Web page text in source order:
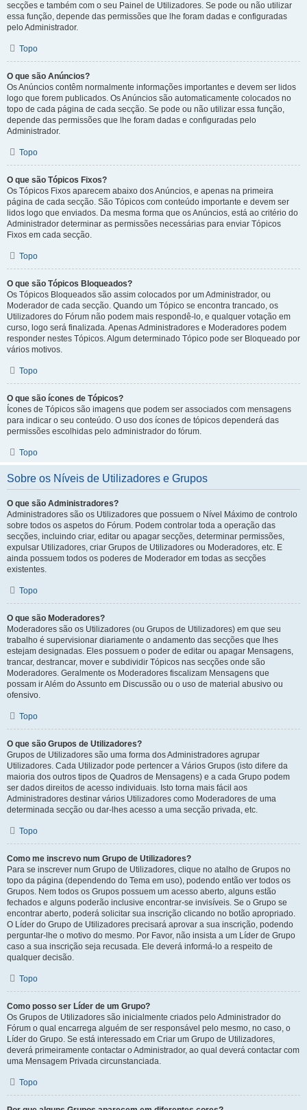
secções e também com o seu Painel de Utilizadores. Se pode ou não utilizar
essa função, depende das permissões que lhe foram dadas e configuradas
pelo Administrador.
Topo
O que são Anúncios?
Os Anúncios contêm normalmente informações importantes e devem ser lidos
logo que forem publicados. Os Anúncios são automaticamente colocados no
topo de cada página de cada secção. Se pode ou não utilizar essa função,
depende das permissões que lhe foram dadas e configuradas pelo
Administrador.
Topo
O que são Tópicos Fixos?
Os Tópicos Fixos aparecem abaixo dos Anúncios, e apenas na primeira
página de cada secção. São Tópicos com conteúdo importante e devem ser
lidos logo que enviados. Da mesma forma que os Anúncios, está ao critério do
Administrador determinar as permissões necessárias para enviar Tópicos
Fixos em cada secção.
Topo
O que são Tópicos Bloqueados?
Os Tópicos Bloqueados são assim colocados por um Administrador, ou
Moderador de cada secção. Quando um Tópico se encontra trancado, os
Utilizadores do Fórum não podem mais respondê-lo, e qualquer votação em
curso, logo será finalizada. Apenas Administradores e Moderadores podem
responder nestes Tópicos. Algum determinado Tópico pode ser Bloqueado por
vários motivos.
Topo
O que são ícones de Tópicos?
Ícones de Tópicos são imagens que podem ser associados com mensagens
para indicar o seu conteúdo. O uso dos ícones de tópicos dependerá das
permissões escolhidas pelo administrador do fórum.
Topo
Sobre os Níveis de Utilizadores e Grupos
O que são Administradores?
Administradores são os Utilizadores que possuem o Nível Máximo de controlo
sobre todos os aspetos do Fórum. Podem controlar toda a operação das
secções, incluindo criar, editar ou apagar secções, determinar permissões,
expulsar Utilizadores, criar Grupos de Utilizadores ou Moderadores, etc. E
ainda possuem todos os poderes de Moderador em todas as secções
existentes.
Topo
O que são Moderadores?
Moderadores são os Utilizadores (ou Grupos de Utilizadores) em que seu
trabalho é supervisionar diariamente o andamento das secções que lhes
estejam designadas. Eles possuem o poder de editar ou apagar Mensagens,
trancar, destrancar, mover e subdividir Tópicos nas secções onde são
Moderadores. Geralmente os Moderadores fiscalizam Mensagens que
possam ir Além do Assunto em Discussão ou o uso de material abusivo ou
ofensivo.
Topo
O que são Grupos de Utilizadores?
Grupos de Utilizadores são uma forma dos Administradores agrupar
Utilizadores. Cada Utilizador pode pertencer a Vários Grupos (isto difere da
maioria dos outros tipos de Quadros de Mensagens) e a cada Grupo podem
ser dados direitos de acesso individuais. Isto torna mais fácil aos
Administradores destinar vários Utilizadores como Moderadores de uma
determinada secção ou dar-lhes acesso a uma secção privada, etc.
Topo
Como me inscrevo num Grupo de Utilizadores?
Para se inscrever num Grupo de Utilizadores, clique no atalho de Grupos no
topo da página (dependendo do Tema em uso), podendo então ver todos os
Grupos. Nem todos os Grupos possuem um acesso aberto, alguns estão
fechados e alguns poderão inclusive encontrar-se invisíveis. Se o Grupo se
encontrar aberto, poderá solicitar sua inscrição clicando no botão apropriado.
O Líder do Grupo de Utilizadores precisará aprovar a sua inscrição, podendo
perguntar-lhe o motivo do mesmo. Por Favor, não insista a um Líder de Grupo
caso a sua inscrição seja recusada. Ele deverá informá-lo a respeito de
qualquer decisão.
Topo
Como posso ser Líder de um Grupo?
Os Grupos de Utilizadores são inicialmente criados pelo Administrador do
Fórum o qual encarrega alguém de ser responsável pelo mesmo, no caso, o
Líder do Grupo. Se está interessado em Criar um Grupo de Utilizadores,
deverá primeiramente contactar o Administrador, ao qual deverá contactar com
uma Mensagem Privada circunstanciada.
Topo